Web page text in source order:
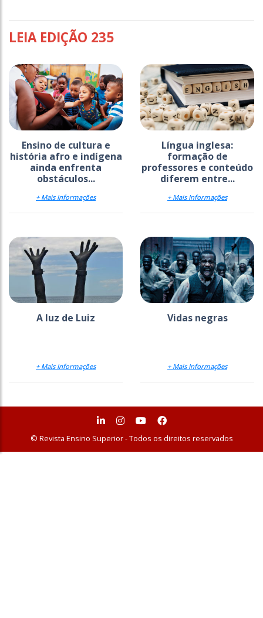
LEIA EDIÇÃO 235
Ensino de cultura e
história afro e indígena
ainda enfrenta
obstáculos...
+ Mais Informações
Língua inglesa:
formação de
professores e conteúdo
diferem entre...
+ Mais Informações
A luz de Luiz
+ Mais Informações
Vidas negras
+ Mais Informações
© Revista Ensino Superior - Todos os direitos reservados